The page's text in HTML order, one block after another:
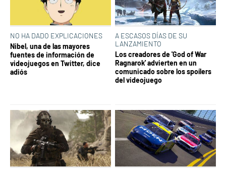
NO HA DADO EXPLICACIONES
Nibel, una de las mayores
fuentes de información de
videojuegos en Twitter, dice
adiós
A ESCASOS DÍAS DE SU
LANZAMIENTO
Los creadores de 'God of War
Ragnarok' advierten en un
comunicado sobre los spoílers
del videojuego